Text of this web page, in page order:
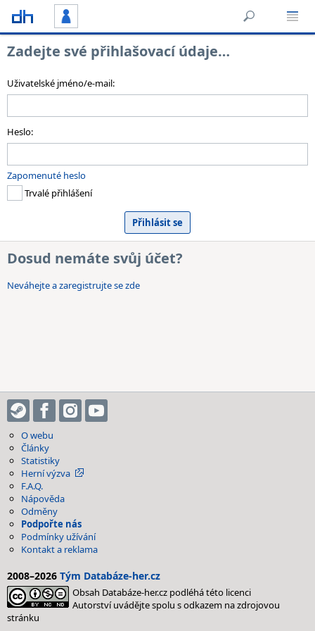
Zadejte své přihlašovací údaje…
Uživatelské jméno/e-mail:
Heslo:
Zapomenuté heslo
Trvalé přihlášení
Dosud nemáte svůj účet?
Neváhejte a zaregistrujte se zde
O webu
Články
Statistiky
Herní výzva
F.A.Q.
Nápověda
Odměny
Podpořte nás
Podmínky užívání
Kontakt a reklama
2008–2026 Tým Databáze-her.cz
Obsah Databáze-her.cz podléhá této licenci
Autorství uvádějte spolu s odkazem na zdrojovou
stránku